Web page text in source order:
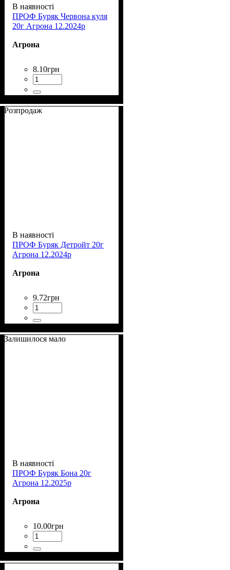
В наявності
ПРОФ Буряк Червона куля
20г Агрона 12.2024р
Агрона
8.10грн
Розпродаж
В наявності
ПРОФ Буряк Детройт 20г
Агрона 12.2024р
Агрона
9.72грн
Залишилося мало
В наявності
ПРОФ Буряк Бона 20г
Агрона 12.2025р
Агрона
10.00грн